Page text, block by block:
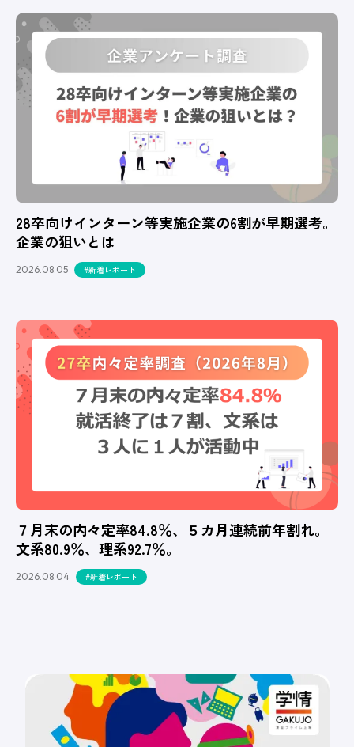
28卒向けインターン等実施企業の6割が早期選考。
企業の狙いとは
2026.08.05 #新着レポート
７月末の内々定率84.8％、５カ月連続前年割れ。
文系80.9％、理系92.7％。
2026.08.04 #新着レポート